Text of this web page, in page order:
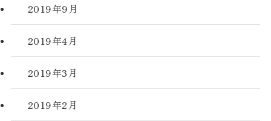
2019年9月
2019年4月
2019年3月
2019年2月